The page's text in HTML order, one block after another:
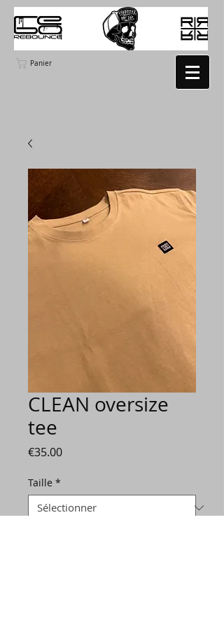
Panier
CLEAN oversize
tee
€35.00Prix
Taille *